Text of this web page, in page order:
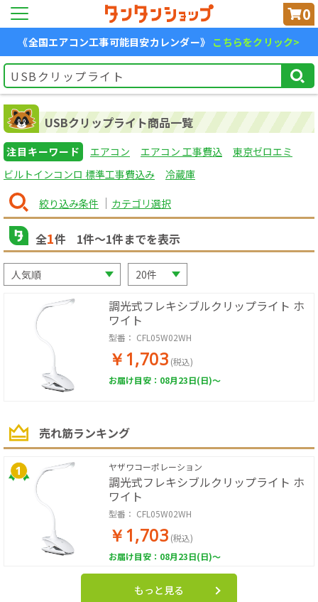
0
《全国エアコン工事可能目安カレンダー》 こちらをクリック>
USBクリップライト商品一覧
注目キーワード エアコン エアコン 工事費込
東京ゼロエミ
ビルトインコンロ 標準工事費込み
冷蔵庫
絞り込み条件 カテゴリ選択
全1件 1件〜1件までを表示
調光式フレキシブルクリップライト ホ
ワイト
型番： CFL05W02WH
￥1,703 (税込)
お届け目安：08月23日(日)～
売れ筋ランキング
ヤザワコーポレーション
調光式フレキシブルクリップライト ホ
ワイト
型番： CFL05W02WH
￥1,703 (税込)
お届け目安：08月23日(日)～
もっと見る